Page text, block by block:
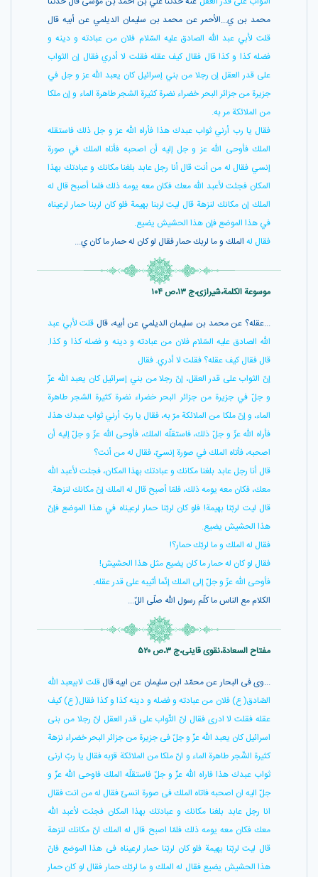
محمد بن ي...الأحمر عن محمد بن سليمان الديلمي عن أبيه قال
قلت لأبي عبد اللّه الصادق عليه السّلام فلان من عبادته و دينه و
فضله كذا و كذا قال فقال كيف عقله فقلت لا أدري فقال إن الثواب
على قدر العقل إن رجلا من بني إسرائيل كان يعبد اللّه عز و جل في
جزيرة من جزائر البحر خضراء نضرة كثيرة الشجر طاهرة الماء و إن ملكا
من الملائكة مر به.
فقال يا رب أرني ثواب عبدك هذا فأراه اللّه عز و جل ذلك فاستقله
الملك فأوحى اللّه عز و جل إليه أن اصحبه فأتاه الملك في صورة
إنسي فقال له من أنت قال أنا رجل عابد بلغنا مكانك و عبادتك بهذا
المكان فجئت لأعبد اللّه معك فكان معه يومه ذلك فلما أصبح قال له
الملك إن مكانك لنزهة قال ليت لربنا بهيمة فلو كان لربنا حمار لرعيناه
في هذا الموضع فإن هذا الحشيش يضيع.
فقال له الملك و ما لربك حمار فقال لو كان له حمار ما كان ي...
موسوعة الکلمة،شیرازی،ج ۱۳،ص ۱۰۴
...عقله؟ عن محمد بن سليمان الديلمي عن أبيه، قال قلت لأبي عبد
اللّه الصادق عليه السّلام فلان من عبادته و دينه و فضله كذا و كذا.
قال فقال كيف عقله؟ فقلت لا أدري. فقال
إنّ الثواب على قدر العقل، إنّ رجلا من بني إسرائيل كان يعبد اللّه عزّ
و جلّ في جزيرة من جزائر البحر خضراء نضرة كثيرة الشجر طاهرة
الماء، و إنّ ملكا من الملائكة مرّ به، فقال يا ربّ أرني ثواب عبدك هذا،
فأراه اللّه عزّ و جلّ ذلك، فاستقلّه الملك، فأوحى اللّه عزّ و جلّ إليه أن
اصحبه، فأتاه الملك في صورة إنسيّ، فقال له من أنت؟
قال أنا رجل عابد بلغنا مكانك و عبادتك بهذا المكان، فجئت لأعبد اللّه
معك، فكان معه يومه ذلك، فلمّا أصبح قال له الملك إنّ مكانك لنزهة.
قال ليت لربّنا بهيمة! فلو كان لربّنا حمار لرعيناه في هذا الموضع فإنّ
هذا الحشيش يضيع.
فقال له الملك و ما لربّك حمار؟!
فقال لو كان له حمار ما كان يضيع مثل هذا الحشيش!
فأوحى اللّه عزّ و جلّ إلى الملك إنّما أثيبه على قدر عقله.
الكلام مع الناس ما كلّم رسول اللّه صلّى اللّ...
مفتاح السعادة،نقوی قاینی،ج ۳،ص ۵۲۰
...وى فى البحار عن محمّد ابن سليمان عن ابيه قالقلت لابيعبد اللّه
الصّادق( ع) فلان من عبادته و فضله و دينه كذا و كذا فقال( ع) كيف
عقله فقلت لا ادرى فقال انّ الثّواب على قدر العقل انّ رجلا من بنى
اسرائيل كان يعبد اللّه عزّ و جلّ فى جزيرة من جزائر البحر خضراء نزهة
كثيرة الشّجر طاهرة الماء و انّ ملكا من الملائكة قرّبه فقال يا ربّ ارنى
ثواب عبدك هذا فاراه اللّه عزّ و جلّ فاستقلّه الملك فاوحى اللّه عزّ و
جلّ اليه ان اصحبه فاتاه الملك فى صورة انسىّ فقال له من انت فقال
انا رجل عابد بلغنا مكانك و عبادتك بهذا المكان فجئت لأعبد اللّه
معك فكان معه يومه ذلك فلمّا اصبح قال له الملك انّ مكانك لنزهة
قال ليت لربّنا بهيمة فلو كان لربّنا حمار لرعيناه فى هذا الموضع فانّ
هذا الحشيش يضيع فقال له الملك و ما لربّك حمار فقال لو كان حمار